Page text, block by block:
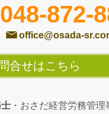
048-872-
office@osada-
合せはこちら
・おさだ経営労務管理